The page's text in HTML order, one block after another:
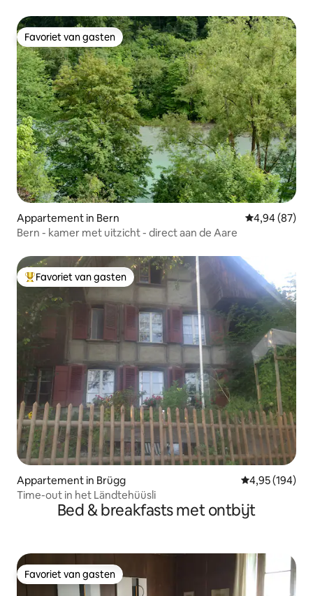
Favoriet van gasten
Favoriet van gasten
Appartement in Bern Gemiddelde
4,94 (87)
Bern - kamer met uitzicht - direct aan de Aare
Topfavoriet van gasten
Favoriet van gasten
Appartement in Brügg Gemiddelde
4,95 (194)
Time-out in het Ländtehüüsli
Bed & breakfasts met ontbijt
Favoriet van gasten
Favoriet van gasten